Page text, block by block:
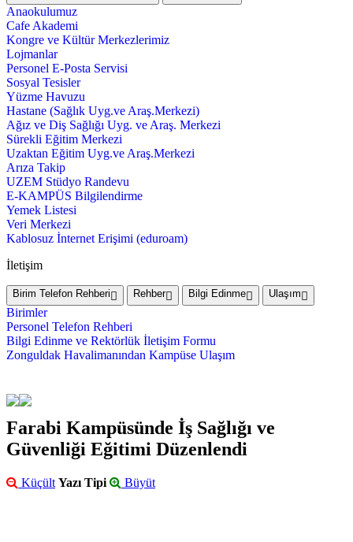
Anaokulumuz
Cafe Akademi
Kongre ve Kültür Merkezlerimiz
Lojmanlar
Personel E-Posta Servisi
Sosyal Tesisler
Yüzme Havuzu
Hastane (Sağlık Uyg.ve Araş.Merkezi)
Ağız ve Diş Sağlığı Uyg. ve Araş. Merkezi
Sürekli Eğitim Merkezi
Uzaktan Eğitim Uyg.ve Araş.Merkezi
Arıza Takip
UZEM Stüdyo Randevu
E-KAMPÜS Bilgilendirme
Yemek Listesi
Veri Merkezi
Kablosuz İnternet Erişimi (eduroam)
İletişim
Birim Telefon Rehberi Rehber Bilgi Edinme Ulaşım
Birimler
Personel Telefon Rehberi
Bilgi Edinme ve Rektörlük İletişim Formu
Zonguldak Havalimanından Kampüse Ulaşım
Farabi Kampüsünde İş Sağlığı ve
Güvenliği Eğitimi Düzenlendi
Küçült Yazı Tipi Büyüt